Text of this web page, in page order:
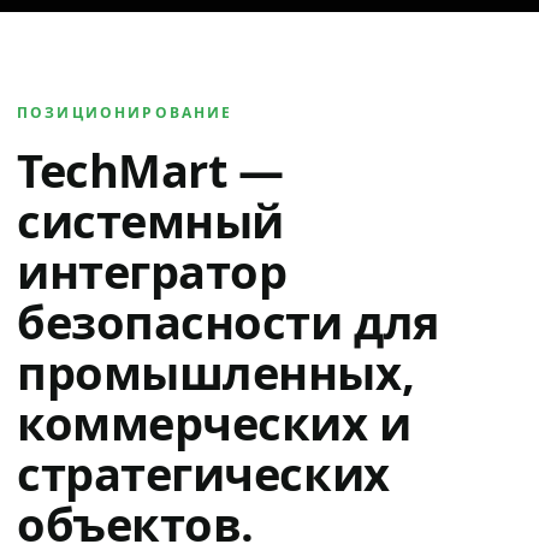
ПОЗИЦИОНИРОВАНИЕ
TechMart —
системный
интегратор
безопасности для
промышленных,
коммерческих и
стратегических
объектов.